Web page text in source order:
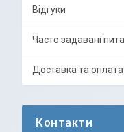
Відгуки
Часто задавані
Доставка та оплата